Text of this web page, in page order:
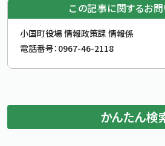
この記事に関するお
お問合せ先
小国町役場 情報政策課 情報係
電話番号： 0967-46-2118
かんたん検